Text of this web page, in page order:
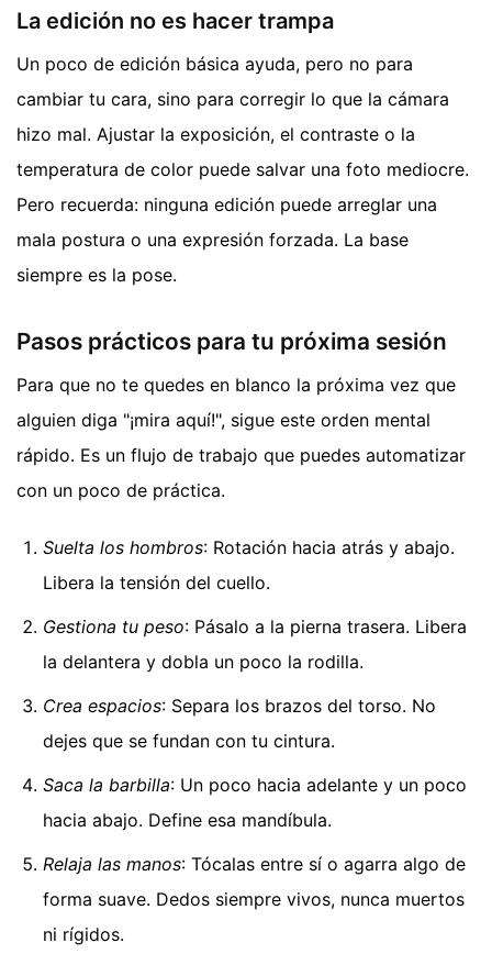
La edición no es hacer trampa
Un poco de edición básica ayuda, pero no para
cambiar tu cara, sino para corregir lo que la cámara
hizo mal. Ajustar la exposición, el contraste o la
temperatura de color puede salvar una foto mediocre.
Pero recuerda: ninguna edición puede arreglar una
mala postura o una expresión forzada. La base
siempre es la pose.
Pasos prácticos para tu próxima sesión
Para que no te quedes en blanco la próxima vez que
alguien diga "¡mira aquí!", sigue este orden mental
rápido. Es un flujo de trabajo que puedes automatizar
con un poco de práctica.
Suelta los hombros: Rotación hacia atrás y abajo.
Libera la tensión del cuello.
Gestiona tu peso: Pásalo a la pierna trasera. Libera
la delantera y dobla un poco la rodilla.
Crea espacios: Separa los brazos del torso. No
dejes que se fundan con tu cintura.
Saca la barbilla: Un poco hacia adelante y un poco
hacia abajo. Define esa mandíbula.
Relaja las manos: Tócalas entre sí o agarra algo de
forma suave. Dedos siempre vivos, nunca muertos
ni rígidos.